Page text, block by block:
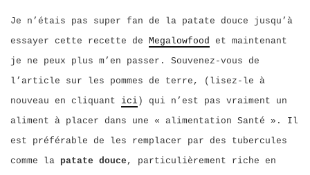
Je n’étais pas super fan de la patate douce jusqu’à
essayer cette recette de Megalowfood et maintenant
je ne peux plus m’en passer. Souvenez-vous de
l’article sur les pommes de terre, (lisez-le à
nouveau en cliquant ici ) qui n’est pas vraiment un
aliment à placer dans une « alimentation Santé ». Il
est préférable de les remplacer par des tubercules
comme la patate douce , particulièrement riche en